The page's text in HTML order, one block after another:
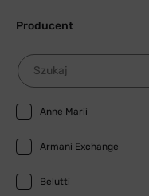
Producent
Szukaj
Anne Marii
Armani Exchange
Belutti